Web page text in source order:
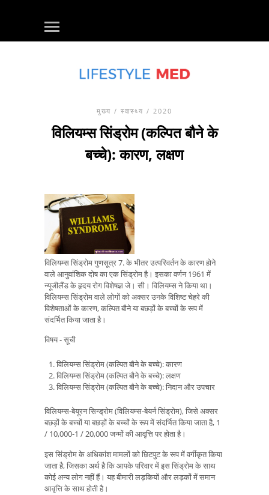
मुख्य / स्वास्थ्य / 2020
विलियम्स सिंड्रोम (कल्पित बौने के
बच्चे): कारण, लक्षण
विलियम्स सिंड्रोम गुणसूत्र 7. के भीतर उत्परिवर्तन के कारण होने
वाले आनुवांशिक दोष का एक सिंड्रोम है। इसका वर्णन 1961 में
न्यूजीलैंड के हृदय रोग विशेषज्ञ जे। सी। विलियम्स ने किया था।
विलियम्स सिंड्रोम वाले लोगों को अक्सर उनके विशिष्ट चेहरे की
विशेषताओं के कारण, कल्पित बौने या बछड़ों के बच्चों के रूप में
संदर्भित किया जाता है।
विषय - सूची
विलियम्स सिंड्रोम (कल्पित बौने के बच्चे): कारण
विलियम्स सिंड्रोम (कल्पित बौने के बच्चे): लक्षण
विलियम्स सिंड्रोम (कल्पित बौने के बच्चे): निदान और उपचार
विलियम्स-बेयूरन सिन्ड्रोम (विलियम्स-बेयर्न सिंड्रोम), जिसे अक्सर
बछड़ों के बच्चों या बछड़ों के बच्चों के रूप में संदर्भित किया जाता है, 1
/ 10,000-1 / 20,000 जन्मों की आवृत्ति पर होता है।
इस सिंड्रोम के अधिकांश मामलों को छिटपुट के रूप में वर्गीकृत किया
जाता है, जिसका अर्थ है कि आपके परिवार में इस सिंड्रोम के साथ
कोई अन्य लोग नहीं हैं। यह बीमारी लड़कियों और लड़कों में समान
आवृत्ति के साथ होती है।